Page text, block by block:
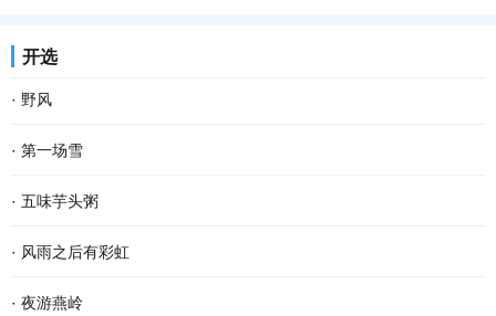
开选
· 野风
· 第一场雪
· 五味芋头粥
· 风雨之后有彩虹
· 夜游燕岭